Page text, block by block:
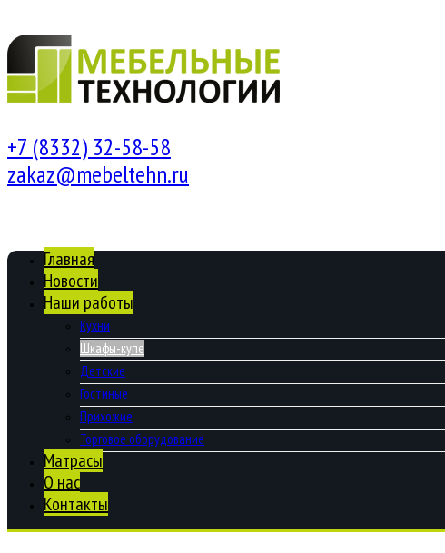
+7 (8332) 32-58-58
zakaz@mebeltehn.ru
Главная
Новости
Наши работы
Кухни
Шкафы-купе
Детские
Гостиные
Прихожие
Торговое оборудование
Матрасы
О нас
Контакты